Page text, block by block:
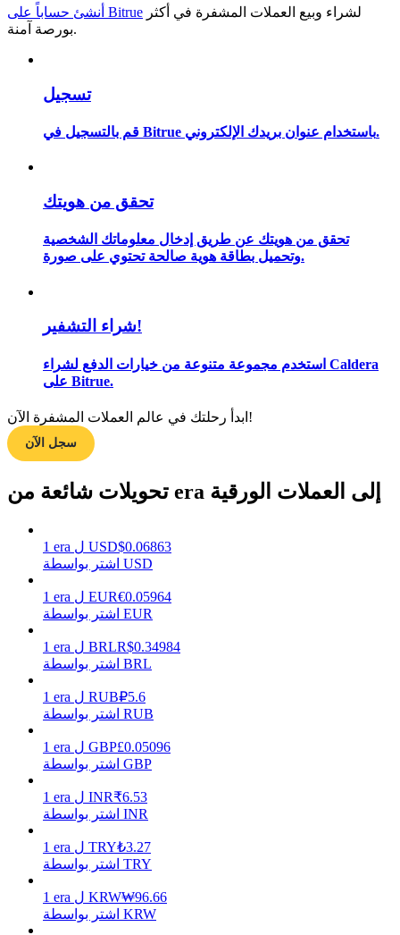
تحليل البيانات الضخمة بما في ذلك المعلومات التجارية، وما
مرشد
دليل المبتدئين للعقود الآجلة
استراتيجيات التداول
تعلم كيفية البقاء مربحة
يكسب
خنزير الطاقة
احصل على مكافآت تنافسية يوميًا
أنشئ حساباً على Bitrue
بورصة آمنة.
تسجيل
قم بالتسجيل في Bitrue باستخدام عنوان بريدك الإلكتروني.
تحقق من هويتك
تحقق من هويتك عن طريق إدخال معلوماتك الشخصية
وتحميل بطاقة هوية صالحة تحتوي على صورة.
شراء التشفير!
استخدم مجموعة متنوعة من خيارات الدفع لشراء Caldera
على Bitrue.
ابدأ رحلتك في عالم العملات المشفرة الآن!
سجل الآن
تحويلات شائعة من era إلى العملات الورقية
1 era ل USD$0.06863
اشتر بواسطة USD
1 era ل EUR€0.05964
اشتر بواسطة EUR
1 era ل BRLR$0.34984
اشتر بواسطة BRL
1 era ل RUB₽5.6
اشتر بواسطة RUB
1 era ل GBP£0.05096
اشتر بواسطة GBP
1 era ل INR₹6.53
اشتر بواسطة INR
1 era ل TRY₺3.27
اشتر بواسطة TRY
1 era ل KRW₩96.66
اشتر بواسطة KRW